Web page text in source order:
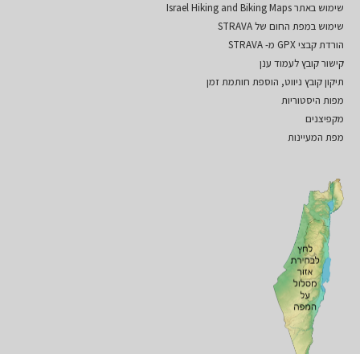
שימוש באתר Israel Hiking and Biking Maps
שימוש במפת החום של STRAVA
הורדת קבצי GPX מ- STRAVA
קישור קובץ לעמוד ענן
תיקון קובץ ניווט, הוספת חותמת זמן
מפות היסטוריות
מקפיצנים
מפת המעיינות